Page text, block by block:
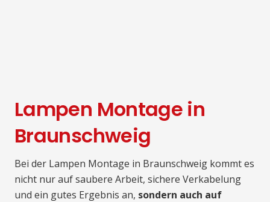
Lampen Montage in
Braunschweig
Bei der Lampen Montage in Braunschweig kommt es
nicht nur auf saubere Arbeit, sichere Verkabelung
und ein gutes Ergebnis an, sondern auch auf